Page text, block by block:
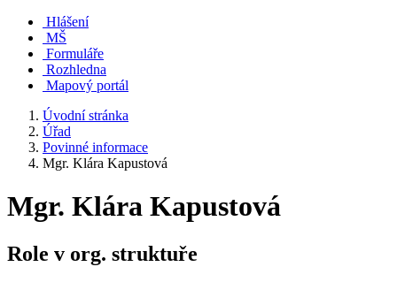
Hlášení
MŠ
Formuláře
Rozhledna
Mapový portál
Úvodní stránka
Úřad
Povinné informace
Mgr. Klára Kapustová
Mgr. Klára Kapustová
Role v org. struktuře